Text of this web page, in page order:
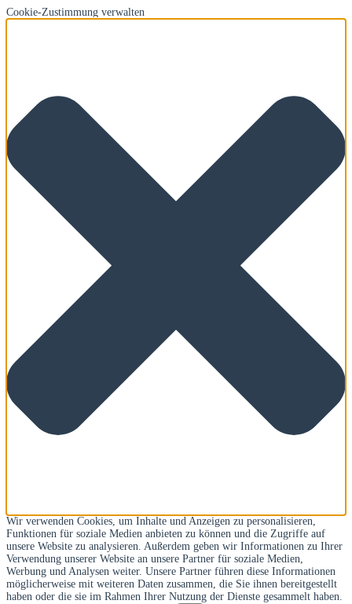
Cookie-Zustimmung verwalten
Wir verwenden Cookies, um Inhalte und Anzeigen zu personalisieren,
Funktionen für soziale Medien anbieten zu können und die Zugriffe auf
unsere Website zu analysieren. Außerdem geben wir Informationen zu Ihrer
Verwendung unserer Website an unsere Partner für soziale Medien,
Werbung und Analysen weiter. Unsere Partner führen diese Informationen
möglicherweise mit weiteren Daten zusammen, die Sie ihnen bereitgestellt
haben oder die sie im Rahmen Ihrer Nutzung der Dienste gesammelt haben.